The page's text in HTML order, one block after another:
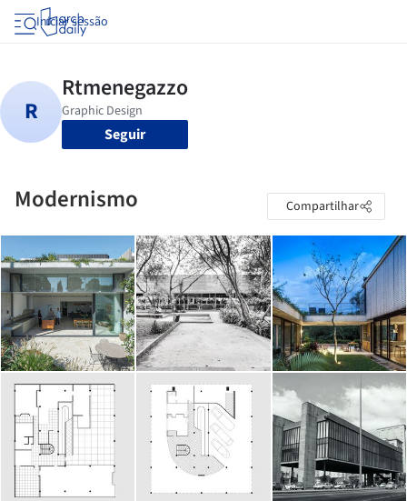
Iniciar sessão
Seguir
Modernismo Compartilhar